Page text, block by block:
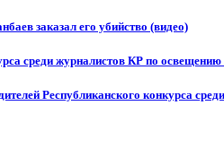
заказал его убийство (видео)
среди журналистов КР по
Республиканского конкурса